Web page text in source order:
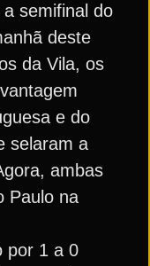
semifinal do
deste
da Vila, os
e do
selaram a
ambas
Paulo na
por 1 a 0